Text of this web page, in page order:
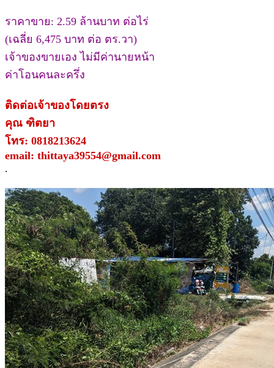
ราคาขาย: 2.59 ล้านบาท ต่อไร่
(เฉลี่ย 6,475 บาท ต่อ ตร.วา)
เจ้าของขายเอง ไม่มีค่านายหน้า
ค่าโอนคนละครึ่ง
ติดต่อเจ้าของโดยตรง
คุณ ฑิตยา
โทร: 0818213624
email: thittaya39554@gmail.com
.